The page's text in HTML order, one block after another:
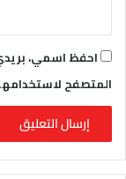
احفظ اسمي،
المتصفح